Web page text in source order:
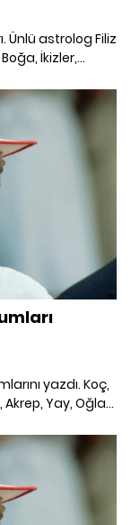
Ünlü astrolog Filiz
İkizler,
Burç
uyumu, burç
dikkat
yazdı. Koç,
Yay, Oğlak,
burç uyumu,
burçların dikkat